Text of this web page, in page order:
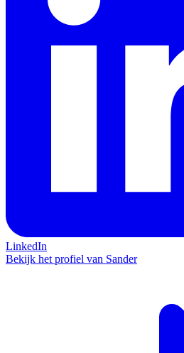
LinkedIn
Bekijk het profiel van Sander